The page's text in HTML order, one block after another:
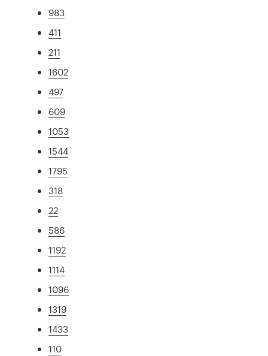
983
411
211
1602
497
609
1053
1544
1795
318
22
586
1192
1114
1096
1319
1433
110